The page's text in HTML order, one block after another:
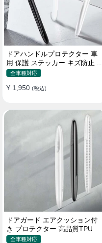
ドアハンドルプロテクター 車
用 保護 ステッカー キズ防止 高
品質TPU製 4枚セット
全車種対応
¥ 1,950 (税込)
ドアガード エアクッション付
き プロテクター 高品質TPU製
キズ防止 取り付け簡単
全車種対応